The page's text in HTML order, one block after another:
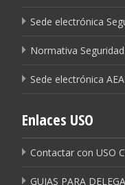
Sede electrónica
Normativa
Sede electrónica
Enlaces USO
Contactar con USO
GUIAS PARA